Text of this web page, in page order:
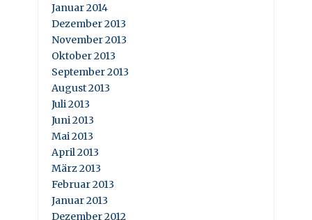
Januar 2014
Dezember 2013
November 2013
Oktober 2013
September 2013
August 2013
Juli 2013
Juni 2013
Mai 2013
April 2013
März 2013
Februar 2013
Januar 2013
Dezember 2012